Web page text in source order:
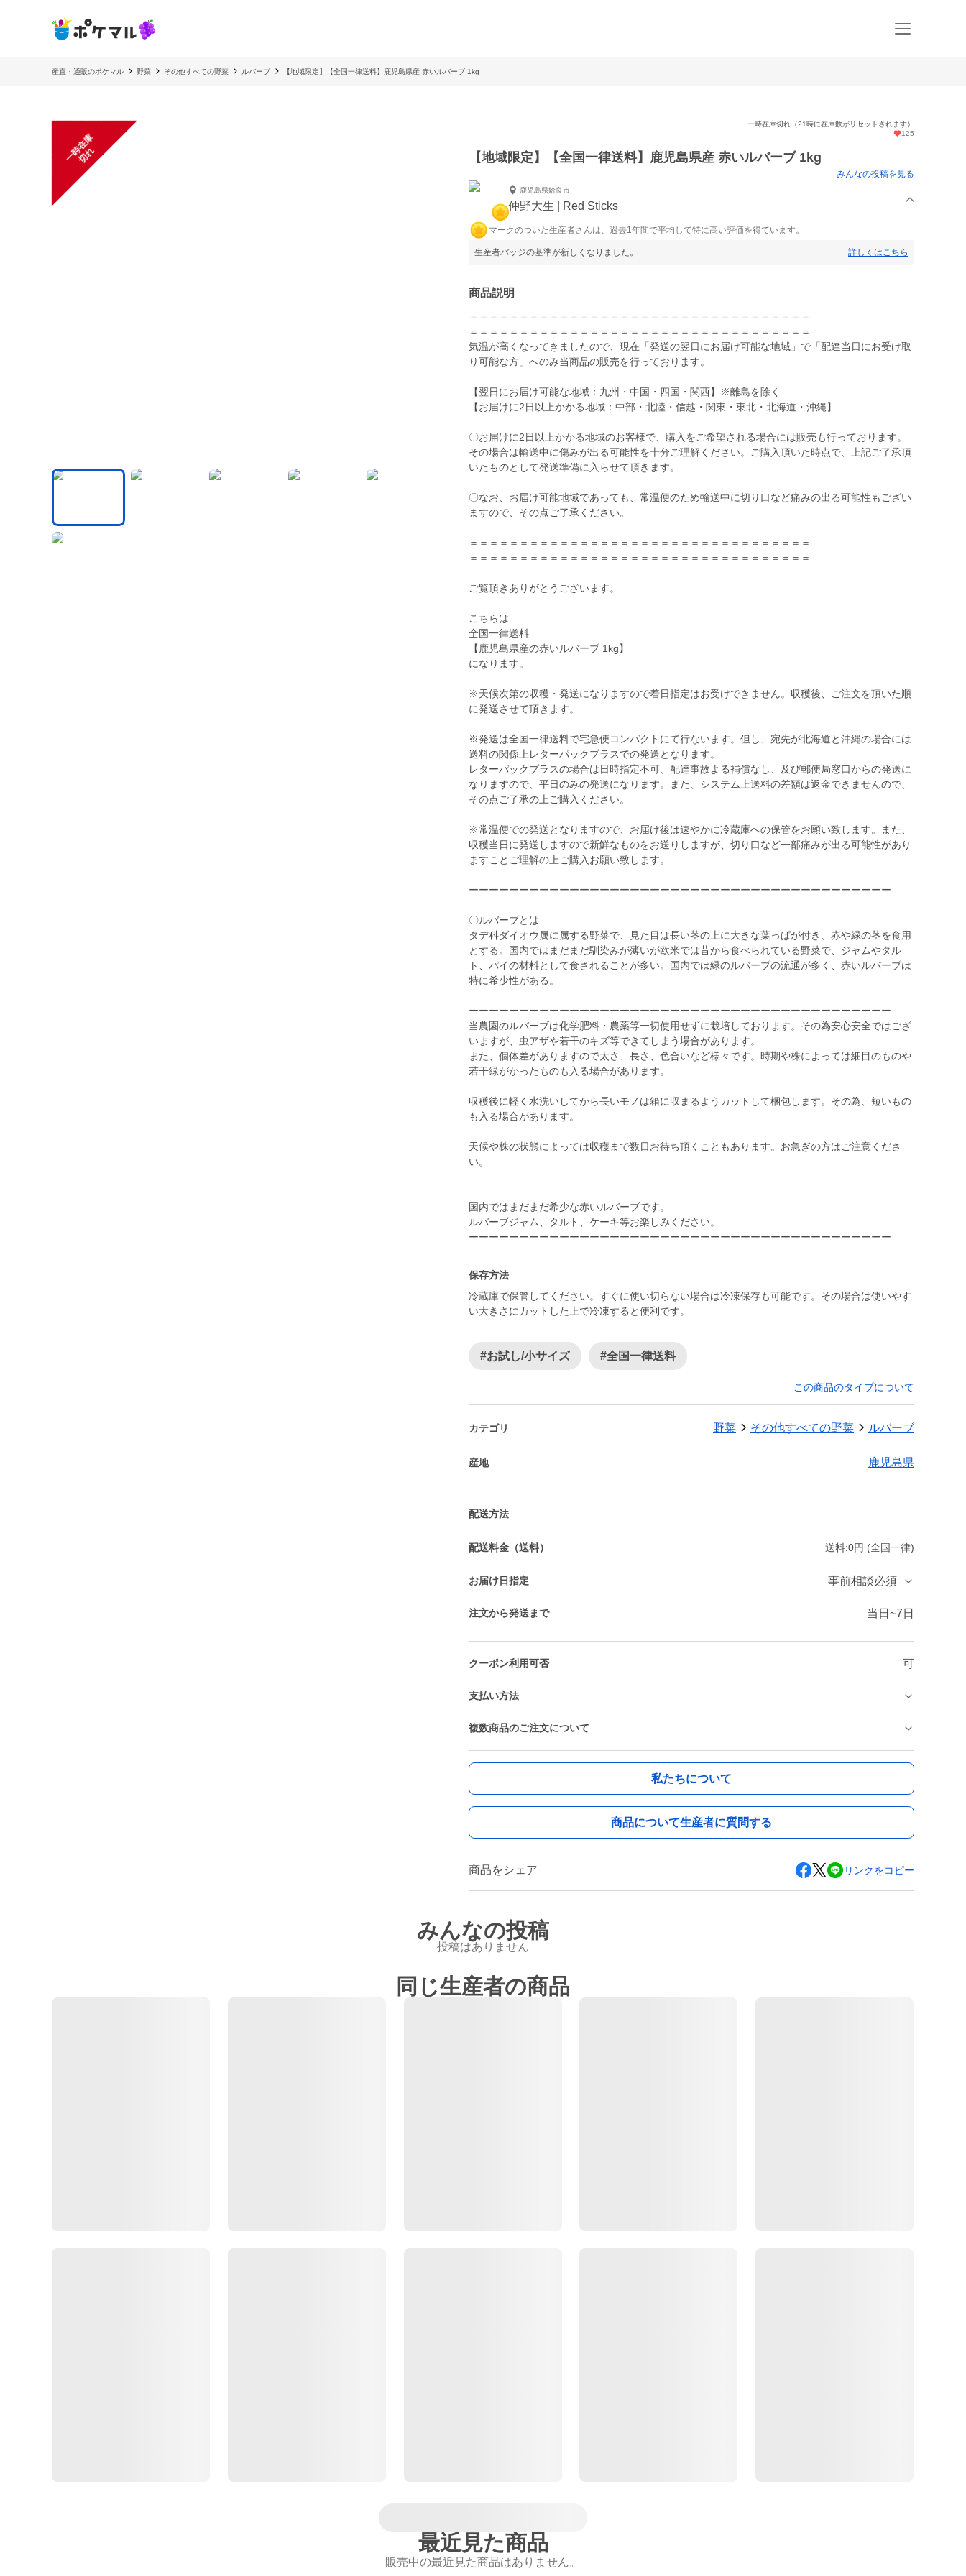
産直・通販のポケマル 野菜 その他すべての野菜 ルバーブ 【地域限定】【全国一律送料】鹿児島県産 赤いルバーブ 1kg
一
時
在
庫
切
れ
一時在庫切れ（21時に在庫数がリセットされます）
125
【地域限定】【全国一律送料】鹿児島県産 赤いルバーブ 1kg
みんなの投稿を見る
鹿児島県姶良市
仲野大生 | Red Sticks
マークのついた生産者さんは、過去1年間で平均して特に高い評価を得ています。
生産者バッジの基準が新しくなりました。 詳しくはこちら
商品説明
＝＝＝＝＝＝＝＝＝＝＝＝＝＝＝＝＝＝＝＝＝＝＝＝＝＝＝＝＝＝＝＝＝＝
＝＝＝＝＝＝＝＝＝＝＝＝＝＝＝＝＝＝＝＝＝＝＝＝＝＝＝＝＝＝＝＝＝＝
気温が高くなってきましたので、現在「発送の翌日にお届け可能な地域」で「配達当日にお受け取
り可能な方」へのみ当商品の販売を行っております。
【翌日にお届け可能な地域：九州・中国・四国・関西】※離島を除く
【お届けに2日以上かかる地域：中部・北陸・信越・関東・東北・北海道・沖縄】
〇お届けに2日以上かかる地域のお客様で、購入をご希望される場合には販売も行っております。
その場合は輸送中に傷みが出る可能性を十分ご理解ください。ご購入頂いた時点で、上記ご了承頂
いたものとして発送準備に入らせて頂きます。
〇なお、お届け可能地域であっても、常温便のため輸送中に切り口など痛みの出る可能性もござい
ますので、その点ご了承ください。
＝＝＝＝＝＝＝＝＝＝＝＝＝＝＝＝＝＝＝＝＝＝＝＝＝＝＝＝＝＝＝＝＝＝
＝＝＝＝＝＝＝＝＝＝＝＝＝＝＝＝＝＝＝＝＝＝＝＝＝＝＝＝＝＝＝＝＝＝
ご覧頂きありがとうございます。
こちらは
全国一律送料
【鹿児島県産の赤いルバーブ 1kg】
になります。
※天候次第の収穫・発送になりますので着日指定はお受けできません。収穫後、ご注文を頂いた順
に発送させて頂きます。
※発送は全国一律送料で宅急便コンパクトにて行ないます。但し、宛先が北海道と沖縄の場合には
送料の関係上レターパックプラスでの発送となります。
レターパックプラスの場合は日時指定不可、配達事故よる補償なし、及び郵便局窓口からの発送に
なりますので、平日のみの発送になります。また、システム上送料の差額は返金できませんので、
その点ご了承の上ご購入ください。
※常温便での発送となりますので、お届け後は速やかに冷蔵庫への保管をお願い致します。また、
収穫当日に発送しますので新鮮なものをお送りしますが、切り口など一部痛みが出る可能性があり
ますことご理解の上ご購入お願い致します。
ーーーーーーーーーーーーーーーーーーーーーーーーーーーーーーーーーーーーーーーーーー
〇ルバーブとは
タデ科ダイオウ属に属する野菜で、見た目は長い茎の上に大きな葉っぱが付き、赤や緑の茎を食用
とする。国内ではまだまだ馴染みが薄いが欧米では昔から食べられている野菜で、ジャムやタル
ト、パイの材料として食されることが多い。国内では緑のルバーブの流通が多く、赤いルバーブは
特に希少性がある。
ーーーーーーーーーーーーーーーーーーーーーーーーーーーーーーーーーーーーーーーーーー
当農園のルバーブは化学肥料・農薬等一切使用せずに栽培しております。その為安心安全ではござ
いますが、虫アザや若干のキズ等できてしまう場合があります。
また、個体差がありますので太さ、長さ、色合いなど様々です。時期や株によっては細目のものや
若干緑がかったものも入る場合があります。
収穫後に軽く水洗いしてから長いモノは箱に収まるようカットして梱包します。その為、短いもの
も入る場合があります。
天候や株の状態によっては収穫まで数日お待ち頂くこともあります。お急ぎの方はご注意くださ
い。
国内ではまだまだ希少な赤いルバーブです。
ルバーブジャム、タルト、ケーキ等お楽しみください。
ーーーーーーーーーーーーーーーーーーーーーーーーーーーーーーーーーーーーーーーーーー
保存方法
冷蔵庫で保管してください。すぐに使い切らない場合は冷凍保存も可能です。その場合は使いやす
い大きさにカットした上で冷凍すると便利です。
#お試し/小サイズ #全国一律送料
この商品のタイプについて
カテゴリ 野菜 その他すべての野菜 ルバーブ
産地 鹿児島県
配送方法
配送料金（送料） 送料:0円 (全国一律)
お届け日指定 事前相談必須
注文から発送まで 当日~7日
クーポン利用可否 可
支払い方法
複数商品のご注文について
私たちについて
商品について生産者に質問する
商品をシェア リンクをコピー
みんなの投稿
投稿はありません
同じ生産者の商品
最近見た商品
販売中の最近見た商品はありません。